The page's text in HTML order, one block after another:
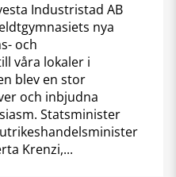
Industristad AB
nya
och
våra lokaler i
blev en stor
och inbjudna
Statsminister
Krenzi,...